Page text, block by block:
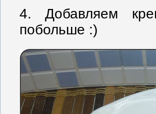
4. Добавляем
побольше :)